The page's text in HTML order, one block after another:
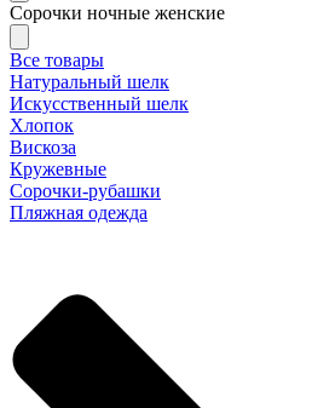
Сорочки ночные женские
Все товары
Натуральный шелк
Искусственный шелк
Хлопок
Вискоза
Кружевные
Сорочки-рубашки
Пляжная одежда